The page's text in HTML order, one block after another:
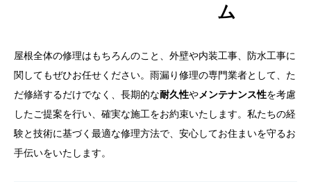
ム
屋根全体の修理はもちろんのこと、外壁や内装工事、防水工事に
関してもぜひお任せください。雨漏り修理の専門業者として、た
だ修繕するだけでなく、長期的な耐久性やメンテナンス性を考慮
したご提案を行い、確実な施工をお約束いたします。私たちの経
験と技術に基づく最適な修理方法で、安心してお住まいを守るお
手伝いをいたします。